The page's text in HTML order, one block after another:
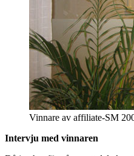
Vinnare av affiliate-SM
Intervju med vinnaren